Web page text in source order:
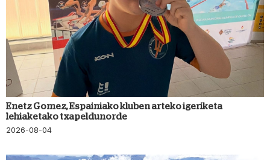
Enetz Gomez, Espainiako kluben arteko igeriketa
lehiaketako txapeldunorde
2026-08-04